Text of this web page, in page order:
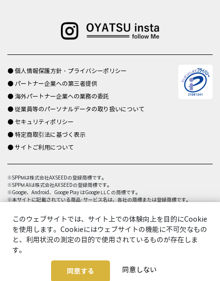
● 個人情報保護方針・プライバシーポリシー
● パートナー企業への第三者提供
● 海外パートナー企業への業務の委託
● 従業員等のパーソナルデータの取り扱いについて
● セキュリティポリシー
● 特定商取引法に基づく表示
● サイトご利用について
※SPPMは株式会社AXSEEDの登録商標です。
※SPPM AIは株式会社AXSEEDの登録商標です。
※Google、Android、Google Play はGoogle LLC の商標です。
※本サイトに記載されている商品･サービス名は、各社の商標または登録商標です｡
© AXSEED Inc. All Rights Reserved.
このウェブサイトでは、サイト上での体験向上を目的にCookie
を使用します。Cookieにはウェブサイトの機能に不可欠なもの
と、利用状況の測定の目的で使用されているものが存在しま
す。
同意する 同意しない